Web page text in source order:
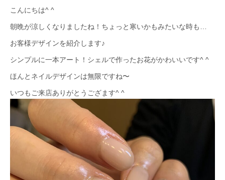
こんにちは^ ^
朝晩が涼しくなりましたね！ちょっと寒いかもみたいな時も…
お客様デザインを紹介します♪
シンプルに一本アート！シェルで作ったお花がかわいいです^ ^
ほんとネイルデザインは無限ですね〜
いつもご来店ありがとうござます^ ^